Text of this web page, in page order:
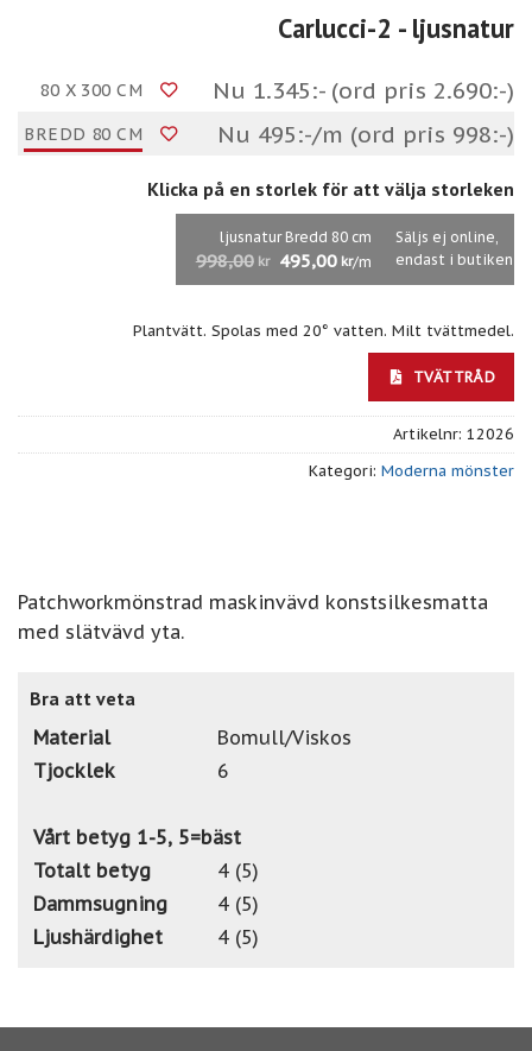
Carlucci-2 - ljusnatur
80 X 300 CM Nu 1.345:- (ord pris 2.690:-)
BREDD 80 CM Nu 495:-/m (ord pris 998:-)
Klicka på en storlek för att välja storleken
ljusnatur Bredd 80 cm
998,00 kr 495,00 kr/m
Säljs ej online,
endast i butiken
Plantvätt. Spolas med 20° vatten. Milt tvättmedel.
TVÄTTRÅD
Artikelnr: 12026
Kategori: Moderna mönster
Patchworkmönstrad maskinvävd konstsilkesmatta
med slätvävd yta.
Bra att veta
Material
Bomull/Viskos
Tjocklek
6
Vårt betyg 1-5, 5=bäst
Totalt betyg
4 (5)
Dammsugning
4 (5)
Ljushärdighet
4 (5)